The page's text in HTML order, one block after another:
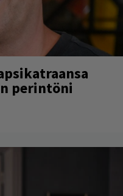
perintöni